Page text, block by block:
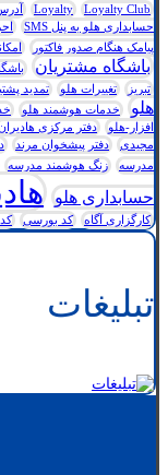
Loyalty Loyalty Club
حسابداری هلو به پنل SMS
پیامک هنگام صدور فاکتور
باشگاه مشتریان
تبریز
تغییرات هلو تمدید
هلو
خدمات هوشمند هلو
افزار-هلو
دفتر مرکزی
مجیدی
دفتر پیشخوان مرند
مدرسه
زنگ هوشمند مدرسه
حسابداری هلو
کارگزاری آگاه
کد بورسی
تبلیغات